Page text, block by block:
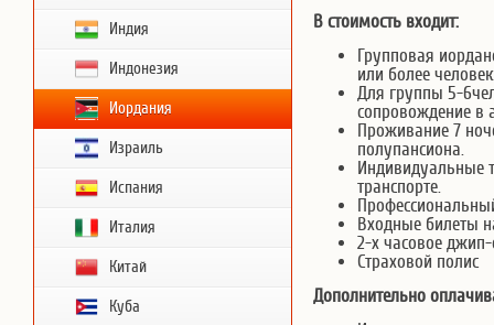
Индия
Индонезия
Иордания
Израиль
Испания
Италия
Китай
Куба
В стоимость входит:
Групповая
или более
Для группы 5-
сопровождение в
Проживание 7
полупансиона.
Индивидуальные
транспорте.
Входные билеты
2-х часовое
Страховой полис
Дополнительно